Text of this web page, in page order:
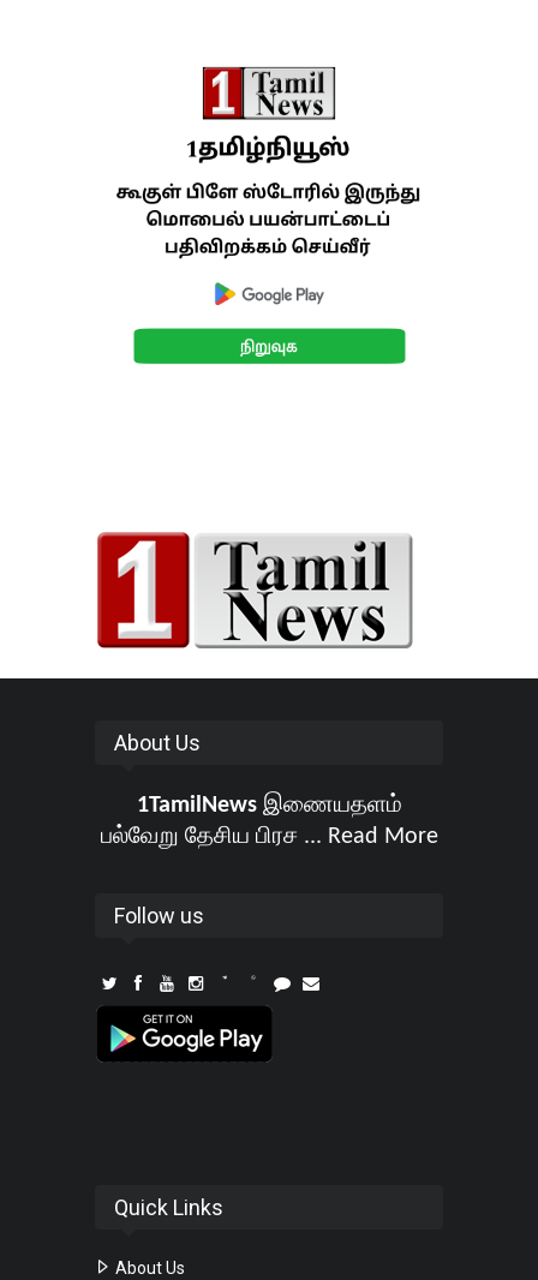
About Us
1TamilNewsஇணையதளம்
பல்வேறு தேசிய பிரச ... Read More
Follow us
Quick Links
About Us